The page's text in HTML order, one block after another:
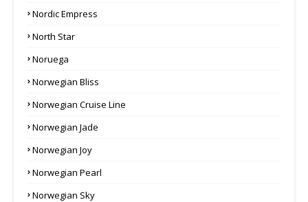
Nordic Empress
North Star
Noruega
Norwegian Bliss
Norwegian Cruise Line
Norwegian Jade
Norwegian Joy
Norwegian Pearl
Norwegian Sky